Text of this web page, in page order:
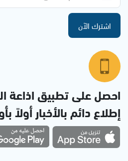
اشترك الآن
احصل على تطبيق
إطلاع دائم بالأخبار أولاً